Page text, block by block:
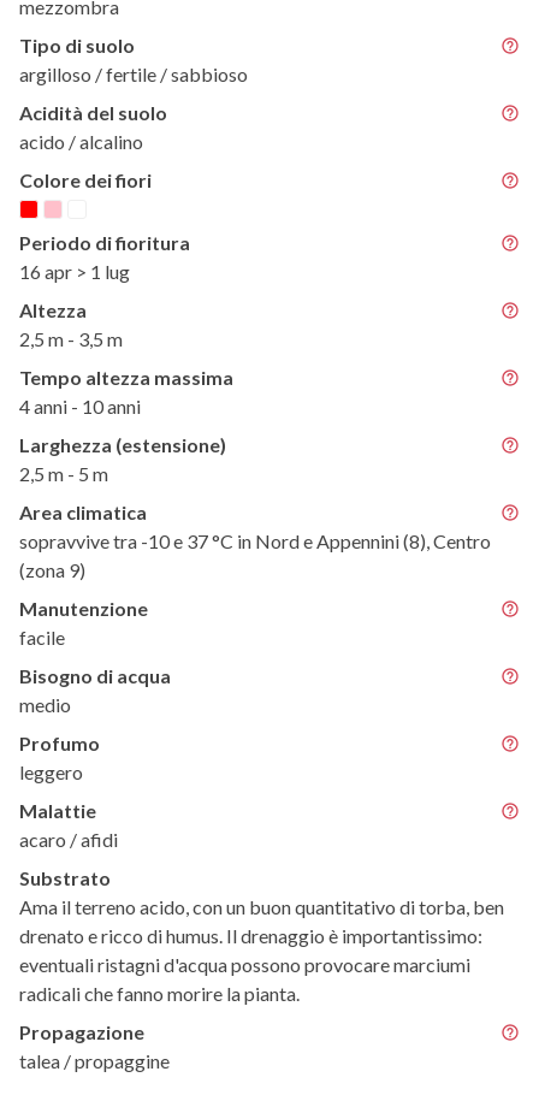
mezzombra
Tipo di suolo
argilloso / fertile / sabbioso
Acidità del suolo
acido / alcalino
Colore dei fiori
Periodo di fioritura
16 apr > 1 lug
Altezza
2,5 m - 3,5 m
Tempo altezza massima
4 anni - 10 anni
Larghezza (estensione)
2,5 m - 5 m
Area climatica
sopravvive tra -10 e 37 °C in Nord e Appennini (8), Centro
(zona 9)
Manutenzione
facile
Bisogno di acqua
medio
Profumo
leggero
Malattie
acaro / afidi
Substrato
Ama il terreno acido, con un buon quantitativo di torba, ben
drenato e ricco di humus. Il drenaggio è importantissimo:
eventuali ristagni d'acqua possono provocare marciumi
radicali che fanno morire la pianta.
Propagazione
talea / propaggine